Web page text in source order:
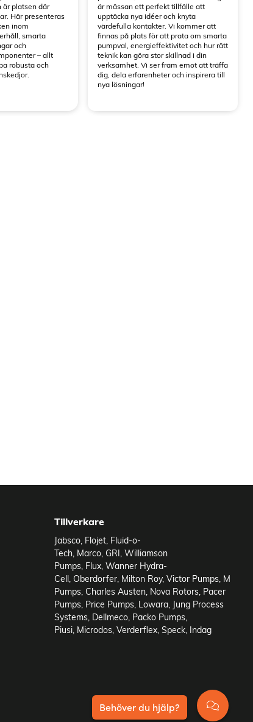
är platsen där
Här presenteras
inom
smarta
och
– allt
robusta och
är mässan ett perfekt tillfälle att
upptäcka nya idéer och knyta
värdefulla kontakter. Vi kommer att
finnas på plats för att prata om smarta
pumpval, energieffektivitet och hur rätt
teknik kan göra stor skillnad i din
verksamhet. Vi ser fram emot att träffa
dig, dela erfarenheter och inspirera till
nya lösningar!
Tillverkare
Jabsco, Flojet, Fluid-o-
Tech, Marco, GRI, Williamson
Pumps, Flux, Wanner Hydra-
Cell, Oberdorfer, Milton Roy, Victor Pumps, M
Pumps, Charles Austen, Nova Rotors, Pacer
Pumps, Price Pumps, Lowara, Jung Process
Systems, Dellmeco, Packo Pumps,
Piusi, Microdos, Verderflex, Speck, Indag
Behöver du hjälp?